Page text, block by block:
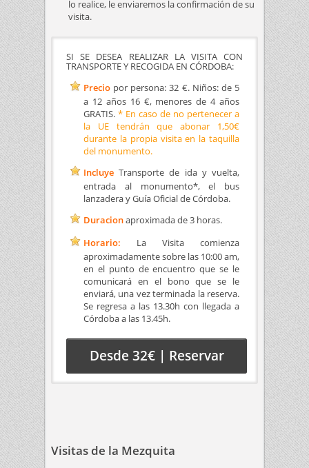
lo realice, le enviaremos la confirmación de su
visita.
SI SE DESEA REALIZAR LA VISITA CON
TRANSPORTE Y RECOGIDA EN CÓRDOBA:
Precio por persona: 32 €. Niños: de 5
a 12 años 16 €, menores de 4 años
GRATIS. * En caso de no pertenecer a
la UE tendrán que abonar 1,50€
durante la propia visita en la taquilla
del monumento.
Incluye Transporte de ida y vuelta,
entrada al monumento*, el bus
lanzadera y Guía Oficial de Córdoba.
Duracionaproximada de 3 horas.
Horario: La Visita comienza
aproximadamente sobre las 10:00 am,
en el punto de encuentro que se le
comunicará en el bono que se le
enviará, una vez terminada la reserva.
Se regresa a las 13.30h con llegada a
Córdoba a las 13.45h.
Desde 32€ | Reservar
Visitas de la Mezquita